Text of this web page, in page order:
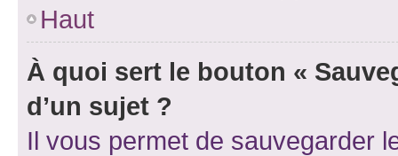
Haut
À quoi sert le bouton «
d’un sujet ?
Il vous permet de sauvegarder